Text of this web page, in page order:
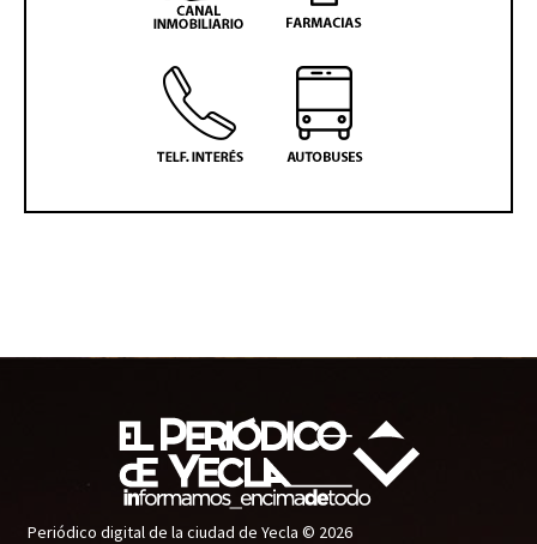
Periódico digital de la ciudad de Yecla © 2026